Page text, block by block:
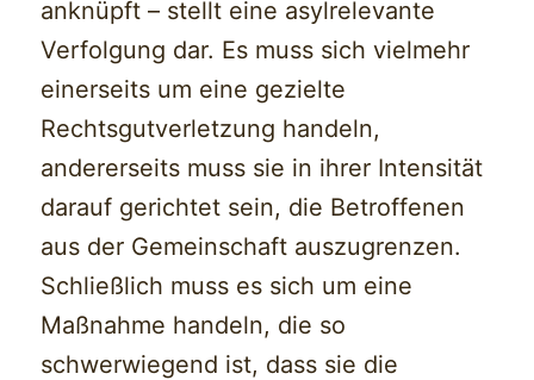
anknüpft – stellt eine asylrelevante
Verfolgung dar. Es muss sich vielmehr
einerseits um eine gezielte
Rechtsgutverletzung handeln,
andererseits muss sie in ihrer Intensität
darauf gerichtet sein, die Betroffenen
aus der Gemeinschaft auszugrenzen.
Schließlich muss es sich um eine
Maßnahme handeln, die so
schwerwiegend ist, dass sie die